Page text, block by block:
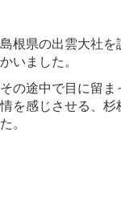
島根県の出雲大社
かいました。
その途中で目に留
情を感じさせる、
た。